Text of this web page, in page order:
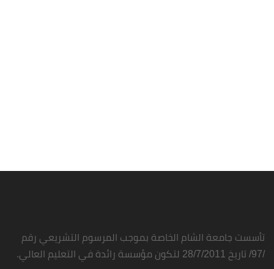
تأسست جامعة الشام الخاصة بموجب المرسوم التشريعي رقم
/97/ تاريخ 28/7/2011 لتكون مؤسسة رائدة في التعليم العالي.